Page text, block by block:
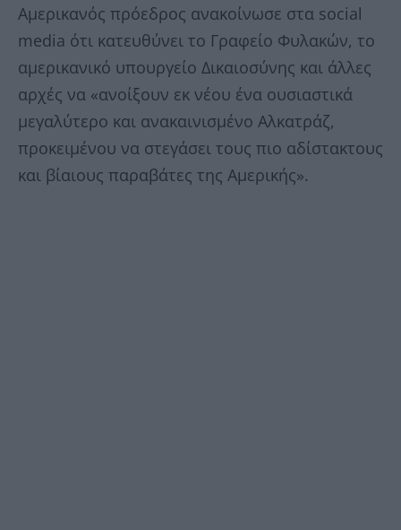
Αμερικανός πρόεδρος ανακοίνωσε στα social
media ότι κατευθύνει το Γραφείο Φυλακών, το
αμερικανικό υπουργείο Δικαιοσύνης και άλλες
αρχές να «ανοίξουν εκ νέου ένα ουσιαστικά
μεγαλύτερο και ανακαινισμένο Αλκατράζ,
προκειμένου να στεγάσει τους πιο αδίστακτους
και βίαιους παραβάτες της Αμερικής».